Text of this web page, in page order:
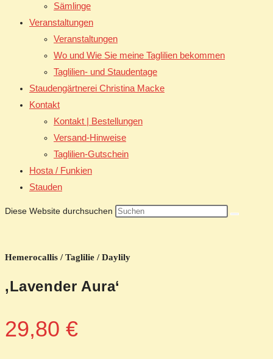
Sämlinge
Veranstaltungen
Veranstaltungen
Wo und Wie Sie meine Taglilien bekommen
Taglilien- und Staudentage
Staudengärtnerei Christina Macke
Kontakt
Kontakt | Bestellungen
Versand-Hinweise
Taglilien-Gutschein
Hosta / Funkien
Stauden
Diese Website durchsuchen
Hemerocallis / Taglilie / Daylily
‚Lavender Aura‘
29,80 €